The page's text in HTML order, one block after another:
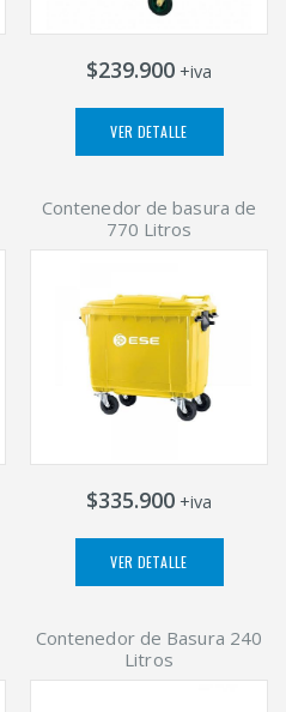
$239.900 +iva
VER DETALLE
Contenedor de basura de
770 Litros
$335.900 +iva
VER DETALLE
Contenedor de Basura 240
Litros